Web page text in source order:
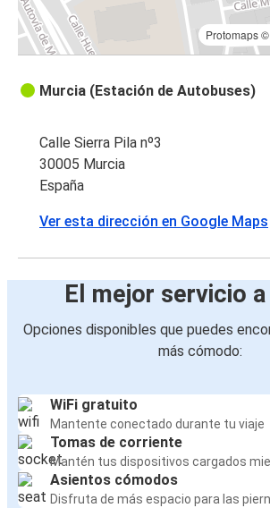
Protomaps©
Murcia (Estación de Autobuses)
Calle Sierra Pila nº3
30005 Murcia
España
Ver esta dirección en Google Maps
El mejor servicio
Opciones disponibles que puedes
más cómodo:
WiFi gratuito
Mantente conectado durante tu viaje
Tomas de corriente
Mantén tus dispositivos cargados
Asientos cómodos
Disfruta de más espacio para las